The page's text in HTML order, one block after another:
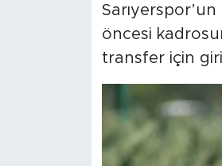
öncesi
transfer için